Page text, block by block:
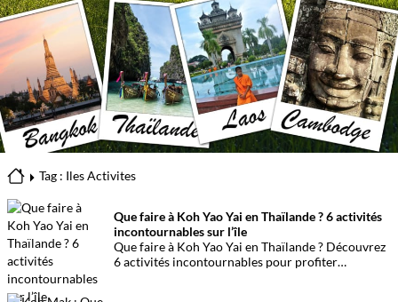
Tag : Iles Activites
Que faire à Koh Yao Yai en Thaïlande ? 6 activités
incontournables sur l’île
Que faire à Koh Yao Yai en Thaïlande ? Découvrez
6 activités incontournables pour profiter